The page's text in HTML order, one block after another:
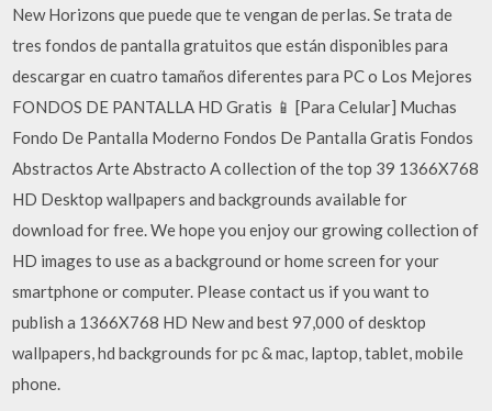
New Horizons que puede que te vengan de perlas. Se trata de
tres fondos de pantalla gratuitos que están disponibles para
descargar en cuatro tamaños diferentes para PC o Los Mejores
FONDOS DE PANTALLA HD Gratis 📱 [Para Celular] Muchas
Fondo De Pantalla Moderno Fondos De Pantalla Gratis Fondos
Abstractos Arte Abstracto A collection of the top 39 1366X768
HD Desktop wallpapers and backgrounds available for
download for free. We hope you enjoy our growing collection of
HD images to use as a background or home screen for your
smartphone or computer. Please contact us if you want to
publish a 1366X768 HD New and best 97,000 of desktop
wallpapers, hd backgrounds for pc & mac, laptop, tablet, mobile
phone.